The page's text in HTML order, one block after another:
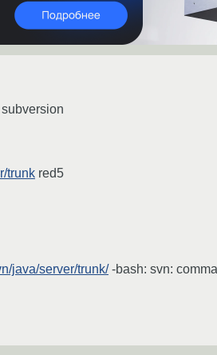
trunk red5
java/server/trunk/-bash: svn: